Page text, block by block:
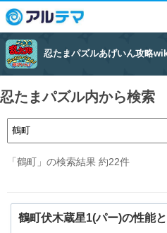
忍たまパズルあげいん攻略
忍たまパズル内から検索
「鶴町」の検索結果 約22件
鶴町伏木蔵星1(パー)の性能